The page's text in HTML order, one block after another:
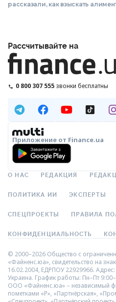
рассказали, как взыскать
Рассчитывайте на
0 800 307 555 звонки бесплатны
Приложение от Finance.ua
О НАС РЕДАКЦИЯ
ПОЛИТИКА ИИ ЭКСПЕРТЫ
СПЕЦПРОЕКТЫ ПРАВИЛА
КОНФИДЕНЦИАЛЬНОСТЬ
© 2000–2026 Общество с
«Файненс.юа», свидетельство на
16.02.2004, ЕДРПОУ 22929966.
Украина. График работы: Пн–Пт
ООО «Файненс.юа» – независимый
пометками «Р», «Партнёрская»,